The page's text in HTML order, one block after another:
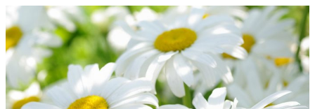
Перейти
к
содержимому